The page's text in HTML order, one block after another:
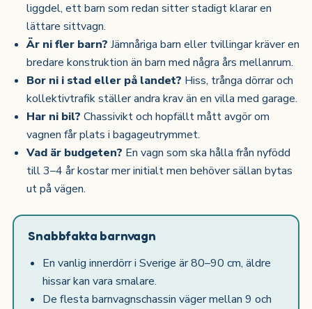
liggdel, ett barn som redan sitter stadigt klarar en
lättare sittvagn.
Är ni fler barn? Jämnåriga barn eller tvillingar kräver en
bredare konstruktion än barn med några års mellanrum.
Bor ni i stad eller på landet? Hiss, trånga dörrar och
kollektivtrafik ställer andra krav än en villa med garage.
Har ni bil? Chassivikt och hopfällt mått avgör om
vagnen får plats i bagageutrymmet.
Vad är budgeten? En vagn som ska hålla från nyfödd
till 3–4 år kostar mer initialt men behöver sällan bytas
ut på vägen.
Snabbfakta barnvagn
En vanlig innerdörr i Sverige är 80–90 cm, äldre
hissar kan vara smalare.
De flesta barnvagnschassin väger mellan 9 och